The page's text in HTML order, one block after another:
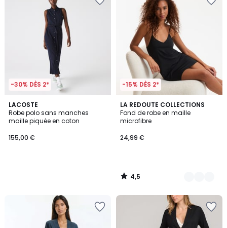
-30% DÈS 2*
LACOSTE
Robe polo sans manches
maille piquée en coton
155,00 €
-15% DÈS 2*
LA REDOUTE COLLECTIONS
Fond de robe en maille
microfibre
24,99 €
4,5
/ 5
2
Couleurs
4,5
/